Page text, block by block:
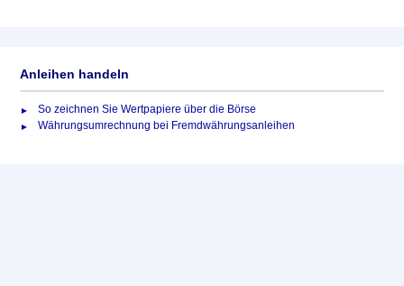
Anleihen handeln
So zeichnen Sie Wertpapiere über die Börse
Währungsumrechnung bei Fremdwährungsanleihen